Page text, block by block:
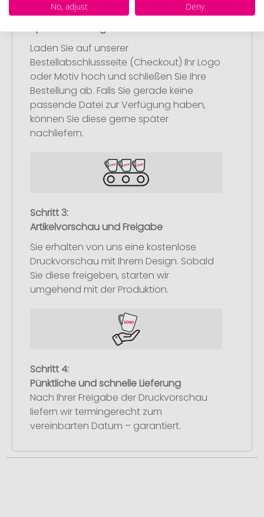
Schritt 2:
Upload Ihres Logos oder Motivs
Laden Sie auf unserer
Bestellabschlussseite (Checkout) Ihr Logo
oder Motiv hoch und schließen Sie Ihre
Bestellung ab. Falls Sie gerade keine
passende Datei zur Verfügung haben,
können Sie diese gerne später
nachliefern.
Schritt 3:
Artikelvorschau und Freigabe
Sie erhalten von uns eine kostenlose
Druckvorschau mit Ihrem Design. Sobald
Sie diese freigeben, starten wir
umgehend mit der Produktion.
Schritt 4:
Pünktliche und schnelle Lieferung
Nach Ihrer Freigabe der Druckvorschau
liefern wir termingerecht zum
vereinbarten Datum – garantiert.
No, adjust
Deny